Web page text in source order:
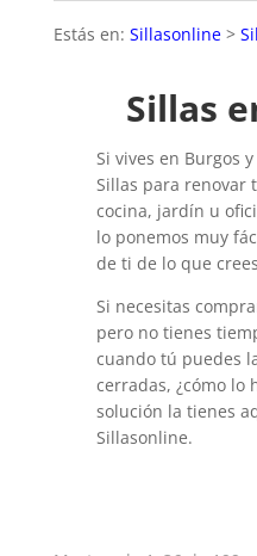
Estás en: Sillasonline>
Sillas
Si vives en Burgos
Sillas para renovar
cocina, jardín u
lo ponemos muy
de ti de lo que
Si necesitas
pero no tienes
cuando tú puedes
cerradas, ¿cómo lo
solución la tienes
Sillasonline.